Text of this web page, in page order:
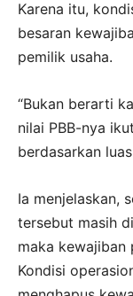
Karena itu,
besaran
pemilik usaha.
“Bukan berarti
nilai PBB-nya
berdasarkan
Ia menjelaskan,
tersebut masih
maka kewajiban
Kondisi